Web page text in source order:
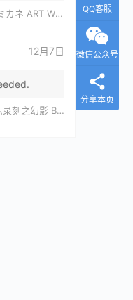
Luminous Witches[DL]
12月7日
公式設定資料集II
QQ客服
微信公众号
分享本页